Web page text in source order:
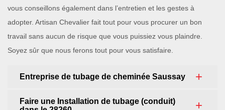
vous conseillons également dans l’entretien et les gestes à
adopter. Artisan Chevalier fait tout pour vous procurer un bon
travail sans aucun de risque que vous puissiez vous plaindre.
Soyez sûr que nous ferons tout pour vous satisfaire.
Entreprise de tubage de cheminée Saussay
Faire une Installation de tubage (conduit)